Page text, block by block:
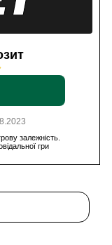
залежність.
гри